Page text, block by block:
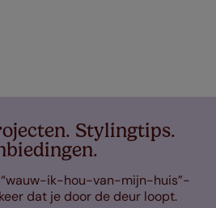
Stylingtips.
“wauw-ik-hou-van-mijn-huis”-
dat je door de deur loopt.